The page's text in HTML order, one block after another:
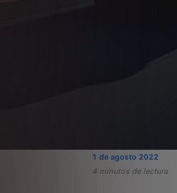
1 de agosto 2022
4 minutos de lectura